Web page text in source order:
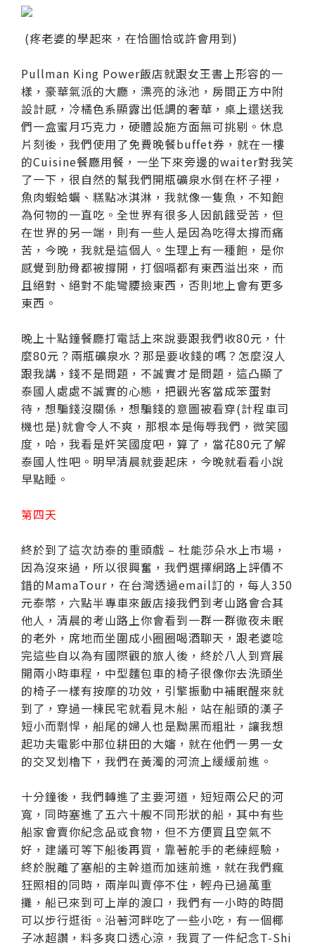
(疼老婆的學起來，在恰圖恰或許會用到)
Pullman King Power飯店就跟女王書上形容的一
樣，豪華氣派的大廳，漂亮的泳池，房間正方中附
設計感，冷橘色系顯露出低調的奢華，桌上還送我
們一盒蜜月巧克力，硬體設施方面無可挑剔。休息
片刻後，我們使用了免費晚餐buffet券，就在一樓
的Cuisine餐廳用餐，一坐下來旁邊的waiter對我笑
了一下，很自然的幫我們開瓶礦泉水倒在杯子裡，
魚肉蝦蛤蠣、糕點冰淇淋，我就像一隻魚，不知飽
為何物的一直吃。全世界有很多人因飢餓受苦，但
在世界的另一端，則有一些人是因為吃得太撐而痛
苦，今晚，我就是這個人。生理上有一種飽，是你
感覺到肋骨都被撐開，打個嗝都有東西溢出來，而
且絕對、絕對不能彎腰撿東西，否則地上會有更多
東西。
晚上十點鐘餐廳打電話上來說要跟我們收80元，什
麼80元？兩瓶礦泉水？那是要收錢的嗎？怎麼沒人
跟我講，錢不是問題，不誠實才是問題，這凸顯了
泰國人處處不誠實的心態，把觀光客當成笨蛋對
待，想騙錢沒關係，想騙錢的意圖被看穿(計程車司
機也是)就會令人不爽，那根本是侮辱我們，微笑國
度，哈，我看是奸笑國度吧，算了，當花80元了解
泰國人性吧。明早清晨就要起床，今晚就看看小說
早點睡。
第四天
終於到了這次訪泰的重頭戲 – 杜能莎朵水上市場，
因為沒來過，所以很興奮，我們選擇網路上評價不
錯的MamaTour，在台灣透過email訂的，每人350
元泰幣，六點半專車來飯店接我們到考山路會合其
他人，清晨的考山路上你會看到一群一群徹夜未眠
的老外，席地而坐圍成小圈圈喝酒聊天，跟老婆唸
完這些自以為有國際觀的旅人後，終於八人到齊展
開兩小時車程，中型麵包車的椅子很像你去洗頭坐
的椅子一樣有按摩的功效，引擎振動中補眠醒來就
到了，穿過一棟民宅就看見木船，站在船頭的漢子
短小而剽悍，船尾的婦人也是黝黑而粗壯，讓我想
起功夫電影中那位耕田的大嬸，就在他們一男一女
的交叉划櫓下，我們在黃濁的河流上緩緩前進。
十分鐘後，我們轉進了主要河道，短短兩公尺的河
寬，同時塞進了五六十艘不同形狀的船，其中有些
船家會賣你紀念品或食物，但不方便買且空氣不
好，建議可等下船後再買，靠著舵手的老練經驗，
終於脫離了塞船的主幹道而加速前進，就在我們瘋
狂照相的同時，兩岸叫賣停不住，輕舟已過萬重
攤，船已來到可上岸的渡口，我們有一小時的時間
可以步行逛街。沿著河畔吃了一些小吃，有一個椰
子冰超讚，料多爽口透心涼，我買了一件紀念T-Shi